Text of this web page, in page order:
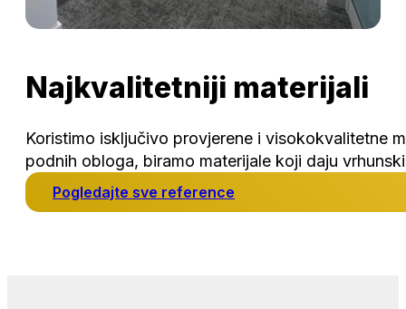
Najkvalitetniji materijali
Koristimo isključivo provjerene i visokokvalitetne
podnih obloga, biramo materijale koji daju
Pogledajte sve reference